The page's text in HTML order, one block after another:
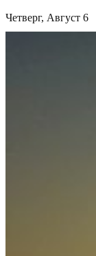
Четверг, Август 6